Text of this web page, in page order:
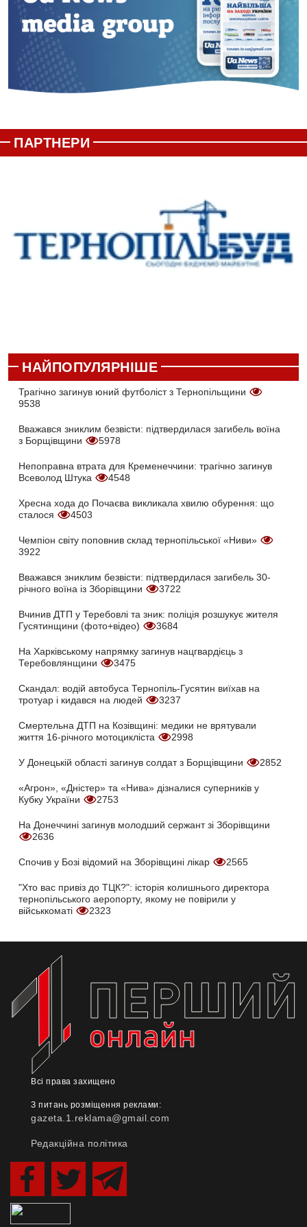
ПАРТНЕРИ
НАЙПОПУЛЯРНІШЕ
Трагічно загинув юний футболіст з Тернопільщини
9538
Вважався зниклим безвісти: підтвердилася загибель воїна
з Борщівщини
5978
Непоправна втрата для Кременеччини: трагічно загинув
Всеволод Штука
4548
Хресна хода до Почаєва викликала хвилю обурення: що
сталося
4503
Чемпіон світу поповнив склад тернопільської «Ниви»
3922
Вважався зниклим безвісти: підтвердилася загибель 30-
річного воїна із Зборівщини
3722
Вчинив ДТП у Теребовлі та зник: поліція розшукує жителя
Гусятинщини (фото+відео)
3684
На Харківському напрямку загинув нацгвардієць з
Теребовлянщини
3475
Скандал: водій автобуса Тернопіль-Гусятин виїхав на
тротуар і кидався на людей
3237
Смертельна ДТП на Козівщині: медики не врятували
життя 16-річного мотоцикліста
2998
У Донецькій області загинув солдат з Борщівщини 2852
«Агрон», «Дністер» та «Нива» дізналися суперників у
Кубку України
2753
На Донеччині загинув молодший сержант зі Зборівщини
2636
Спочив у Бозі відомий на Зборівщині лікар 2565
"Хто вас привіз до ТЦК?": історія колишнього директора
тернопільського аеропорту, якому не повірили у
військкоматі
2323
Всі права захищено
З питань розміщення реклами:
gazeta.1.reklama@gmail.com
Редакційна політика